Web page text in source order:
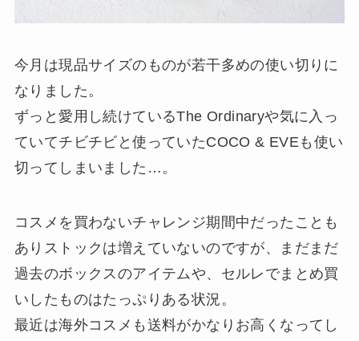
今月は現品サイズのものが若干多めの使い切りに
なりました。
ずっと愛用し続けているThe Ordinaryや気に入っ
ていてチビチビと使っていたCOCO & EVEも使い
切ってしまいました…。
コスメを買わないチャレンジ期間中だったことも
ありストックは増えていないのですが、まだまだ
過去のボックスのアイテムや、セルレでまとめ買
いしたものはたっぷりある状況。
最近は海外コスメも送料がかなりお高くなってし